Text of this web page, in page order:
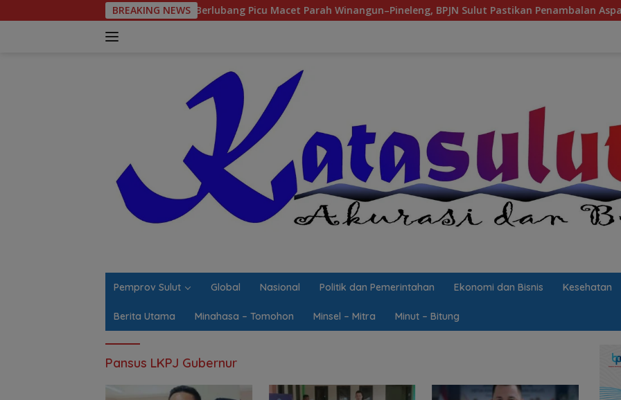
ke
BREAKING NEWS
Jalan Berlubang Picu Macet Parah Winangun–Pineleng, BPJN Sulut Pastikan Penambalan Aspal Dimulai
Pemprov Sulut Global Nasional Politik dan Pemerintahan Ekonomi dan Bisnis Kesehatan
Berita Utama Minahasa – Tomohon Minsel – Mitra Minut – Bitung
Pansus LKPJ Gubernur